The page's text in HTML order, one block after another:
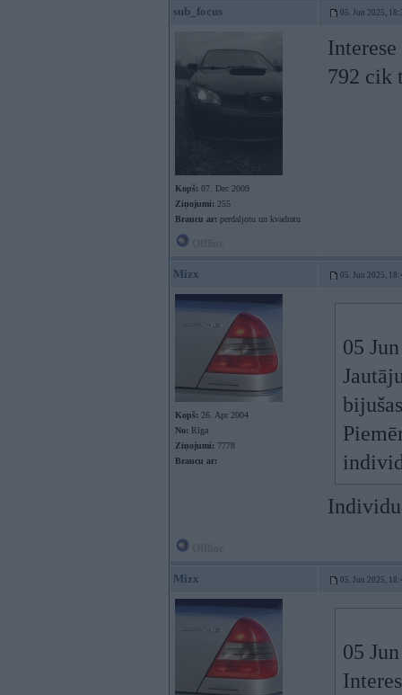
sub_focus 05. Jun 2025,
Kopš: 07. Dec 2009
Ziņojumi: 255
Braucu ar: perdaljotu un kvadratu
792 cik
Mizx 05. Jun 2025,
Kopš: 26. Apr 2004
No: Rīga
Ziņojumi: 7778
Braucu ar:
05
Mizx 05. Jun 2025,
05